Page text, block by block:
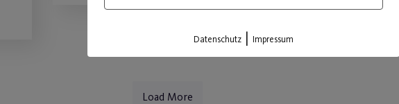
Load More
Datenschutz | Impressum